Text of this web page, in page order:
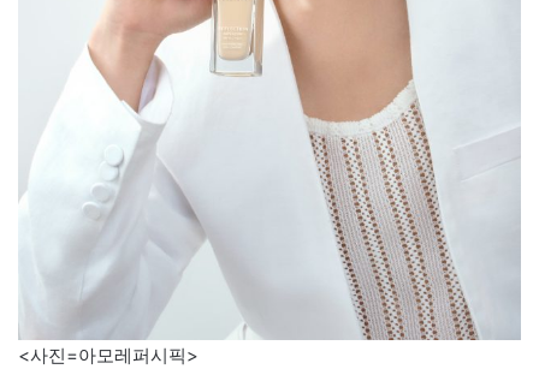
<사진=아모레퍼시픽>